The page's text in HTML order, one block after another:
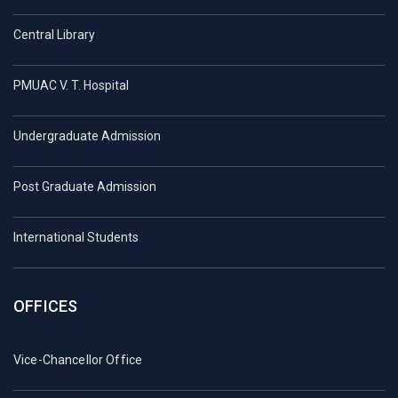
Central Library
PMUAC V. T. Hospital
Undergraduate Admission
Post Graduate Admission
International Students
OFFICES
Vice-Chancellor Office